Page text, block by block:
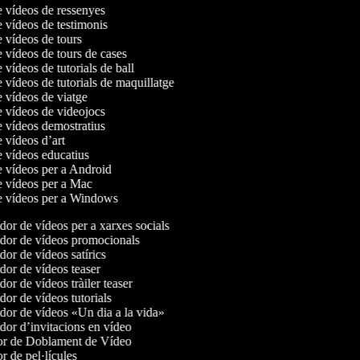
vídeos de ressenyes
vídeos de testimonis
vídeos de tours
vídeos de tours de cases
vídeos de tutorials de ball
vídeos de tutorials de maquillatge
vídeos de viatge
vídeos de videojocs
vídeos demostratius
vídeos d’art
vídeos educatius
vídeos per a Android
vídeos per a Mac
vídeos per a Windows
de vídeos per a xarxes socials
de vídeos promocionals
de vídeos satírics
de vídeos teaser
de vídeos tràiler teaser
de vídeos tutorials
de vídeos «Un dia a la vida»
d’invitacions en vídeo
de Doblament de Vídeo
de pel·lícules